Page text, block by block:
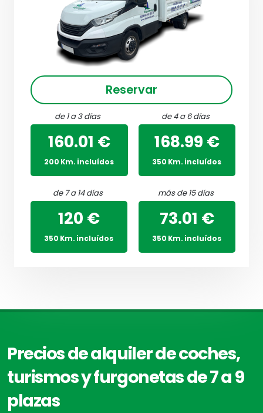
Reservar
de 1 a 3 días
160.01 €
200 Km. incluídos
de 4 a 6 días
168.99 €
350 Km. incluídos
de 7 a 14 días
120 €
350 Km. incluídos
más de 15 días
73.01 €
350 Km. incluídos
Precios de alquiler de coches,
turismos y furgonetas de 7 a 9
plazas